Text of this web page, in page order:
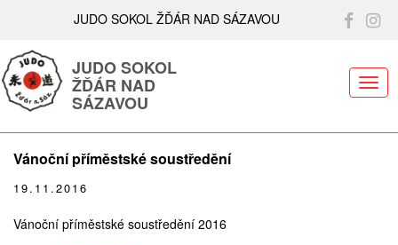
JUDO SOKOL ŽĎÁR NAD SÁZAVOU
JUDO SOKOL
ŽĎÁR NAD
SÁZAVOU
Vánoční příměstské soustředění
19.11.2016
Vánoční příměstské soustředění 2016